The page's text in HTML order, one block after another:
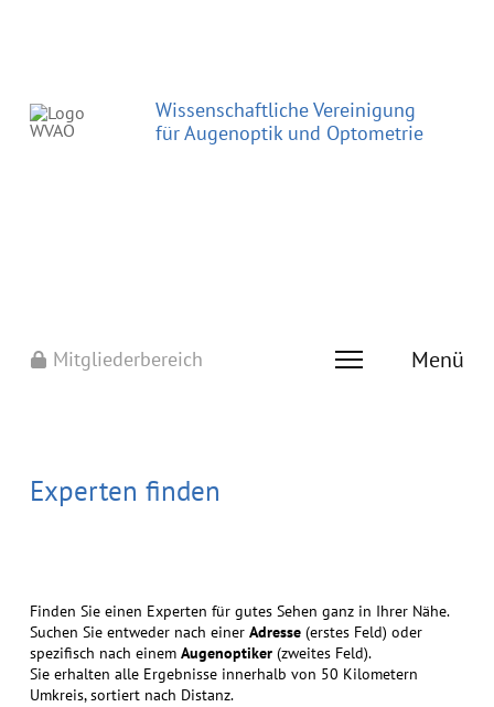
Wissenschaftliche Vereinigung
für Augenoptik und Optometrie
Mitgliederbereich Menü
Experten finden
Finden Sie einen Experten für gutes Sehen ganz in Ihrer Nähe.
Suchen Sie entweder nach einer Adresse(erstes Feld) oder
spezifisch nach einem Augenoptiker(zweites Feld).
Sie erhalten alle Ergebnisse innerhalb von 50 Kilometern
Umkreis, sortiert nach Distanz.